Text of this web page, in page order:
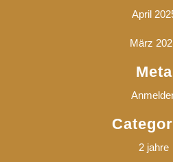
April
März
Meta
2 jahre